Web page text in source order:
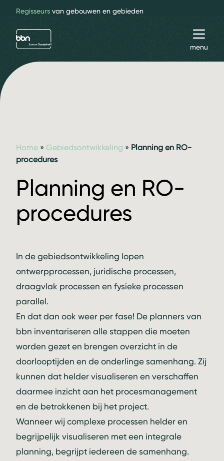
Regisseurs van gebouwen en gebieden
bbn adviseurs
menu
Home » Gebiedsontwikkeling » Planning en RO-
procedures
Planning en RO-
procedures
In de gebiedsontwikkeling lopen
ontwerpprocessen, juridische processen,
draagvlak processen en fysieke processen
parallel.
En dat dan ook weer per fase! De planners van
bbn inventariseren alle stappen die moeten
worden gezet en brengen overzicht in de
doorlooptijden en de onderlinge samenhang. Zij
kunnen dat helder visualiseren en verschaffen
daarmee inzicht aan het procesmanagement
en de betrokkenen bij het project.
Wanneer wij complexe processen helder en
begrijpelijk visualiseren met een integrale
planning, begrijpt iedereen de samenhang.